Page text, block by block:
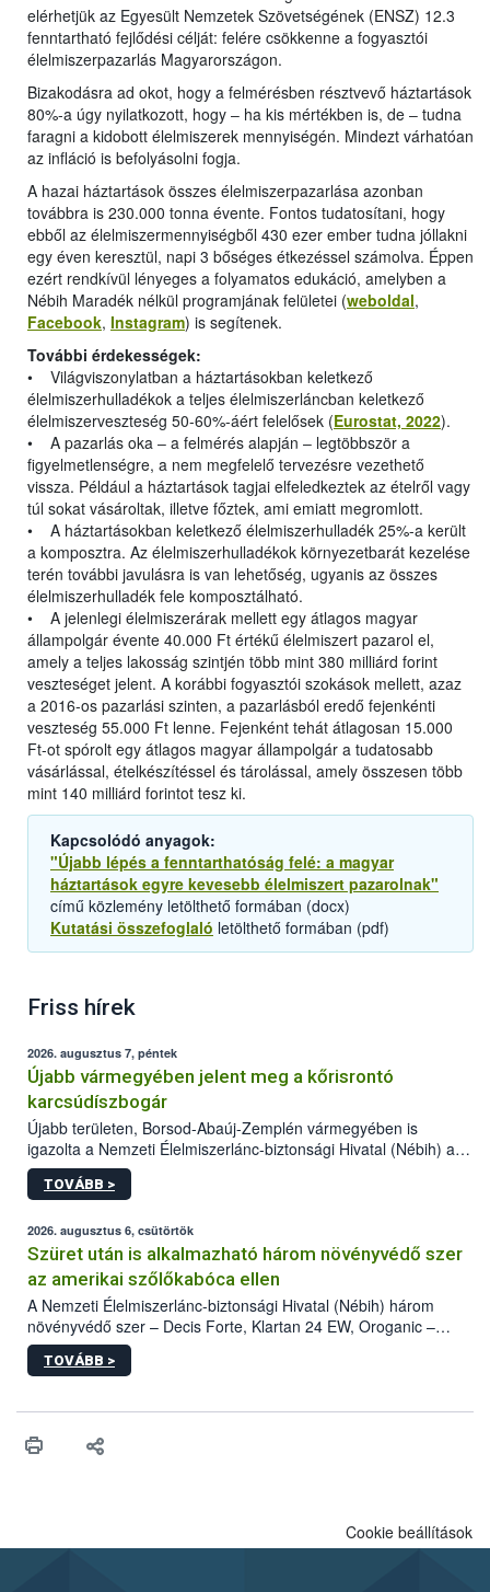
elérhetjük az Egyesült Nemzetek Szövetségének (ENSZ) 12.3
fenntartható fejlődési célját: felére csökkenne a fogyasztói
élelmiszerpazarlás Magyarországon.
Bizakodásra ad okot, hogy a felmérésben résztvevő háztartások
80%-a úgy nyilatkozott, hogy ‒ ha kis mértékben is, de ‒ tudna
faragni a kidobott élelmiszerek mennyiségén. Mindezt várhatóan
az infláció is befolyásolni fogja.
A hazai háztartások összes élelmiszerpazarlása azonban
továbbra is 230.000 tonna évente. Fontos tudatosítani, hogy
ebből az élelmiszermennyiségből 430 ezer ember tudna jóllakni
egy éven keresztül, napi 3 bőséges étkezéssel számolva. Éppen
ezért rendkívül lényeges a folyamatos edukáció, amelyben a
Nébih Maradék nélkül programjának felületei (weboldal,
Facebook, Instagram) is segítenek.
További érdekességek:
• Világviszonylatban a háztartásokban keletkező
élelmiszerhulladékok a teljes élelmiszerláncban keletkező
élelmiszerveszteség 50-60%-áért felelősek (Eurostat, 2022).
• A pazarlás oka ‒ a felmérés alapján ‒ legtöbbször a
figyelmetlenségre, a nem megfelelő tervezésre vezethető
vissza. Például a háztartások tagjai elfeledkeztek az ételről vagy
túl sokat vásároltak, illetve főztek, ami emiatt megromlott.
• A háztartásokban keletkező élelmiszerhulladék 25%-a került
a komposztra. Az élelmiszerhulladékok környezetbarát kezelése
terén további javulásra is van lehetőség, ugyanis az összes
élelmiszerhulladék fele komposztálható.
• A jelenlegi élelmiszerárak mellett egy átlagos magyar
állampolgár évente 40.000 Ft értékű élelmiszert pazarol el,
amely a teljes lakosság szintjén több mint 380 milliárd forint
veszteséget jelent. A korábbi fogyasztói szokások mellett, azaz
a 2016-os pazarlási szinten, a pazarlásból eredő fejenkénti
veszteség 55.000 Ft lenne. Fejenként tehát átlagosan 15.000
Ft-ot spórolt egy átlagos magyar állampolgár a tudatosabb
vásárlással, ételkészítéssel és tárolással, amely összesen több
mint 140 milliárd forintot tesz ki.
Kapcsolódó anyagok:
"Újabb lépés a fenntarthatóság felé: a magyar
háztartások egyre kevesebb élelmiszert pazarolnak"
című közlemény letölthető formában (docx)
Kutatási összefoglaló letölthető formában (pdf)
Friss hírek
2026. augusztus 7, péntek
Újabb vármegyében jelent meg a kőrisrontó
karcsúdíszbogár
Újabb területen, Borsod-Abaúj-Zemplén vármegyében is
igazolta a Nemzeti Élelmiszerlánc-biztonsági Hivatal (Nébih) a
kőrisrontó karcsúdíszbogár (Agrilus planipennis) jelenlétét. A
kártevőt nem csak színcsapdában találták meg, de már fertőzött
az intenzív felderítést, emellett az intézkedéseket a szlovák
hatósággal is összehangolják a terjedés megállítása érdekében.
TOVÁBB >
2026. augusztus 6, csütörtök
Szüret után is alkalmazható három növényvédő szer
az amerikai szőlőkabóca ellen
A Nemzeti Élelmiszerlánc-biztonsági Hivatal (Nébih) három
növényvédő szer – Decis Forte, Klartan 24 EW, Oroganic –
engedélyokiratát módosította, így azok a szüretet követően,
egészen a vesszőérettség (BBCH 91) stádiumáig
érésű szőlőkben is legyen lehetőség a károsító elleni további
felhasználók számára is elérhető és ökológiai termesztésben is
TOVÁBB >
Cookie beállítások